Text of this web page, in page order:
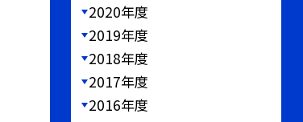
2020年度
2019年度
2018年度
2017年度
2016年度